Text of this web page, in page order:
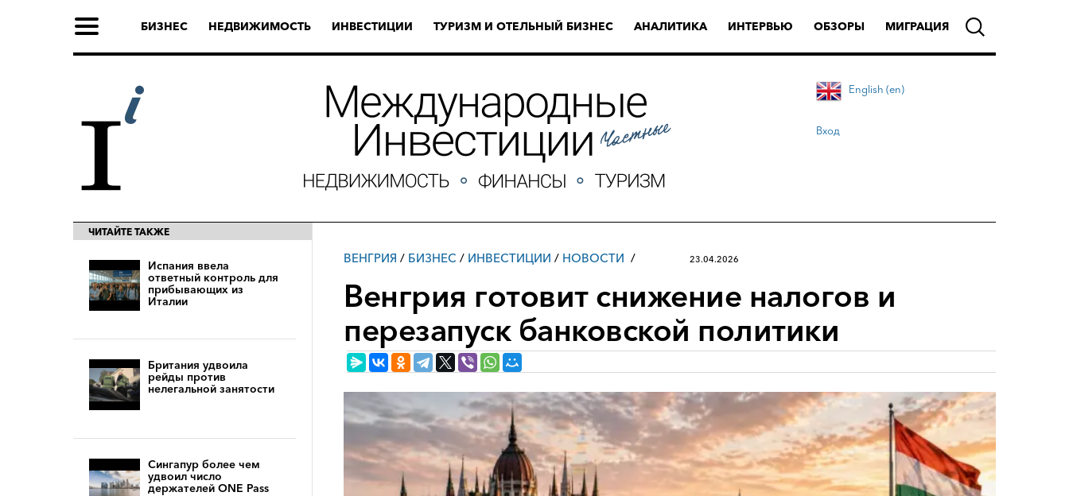
БИЗНЕС НЕДВИЖИМОСТЬ ИНВЕСТИЦИИ ТУРИЗМ И ОТЕЛЬНЫЙ БИЗНЕС АНАЛИТИКА ИНТЕРВЬЮ ОБЗОРЫ МИГРАЦИЯ
English (en)
Вход
ЧИТАЙТЕ ТАКЖЕ
Испания ввела
ответный контроль для
прибывающих из
Италии
Британия удвоила
рейды против
нелегальной занятости
Сингапур более чем
удвоил число
держателей ONE Pass
ВЕНГРИЯ / БИЗНЕС / ИНВЕСТИЦИИ / НОВОСТИ 23.04.2026
Венгрия готовит снижение налогов и
перезапуск банковской политики